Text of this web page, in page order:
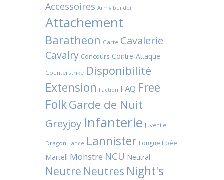
Accessoires Army builder
Attachement
Baratheon Carte Cavalerie
Cavalry Concours Contre-Attaque
Counterstrike Disponibilité
Extension Faction FAQ Free
FolkGarde de Nuit
Greyjoy Infanterie Juvenile
Dragon Lance Lannister Longue Épée
Martell Monstre NCU Neutral
Neutre Neutres Night's